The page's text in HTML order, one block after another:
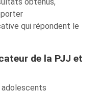
qui répondent le
de la PJJ et